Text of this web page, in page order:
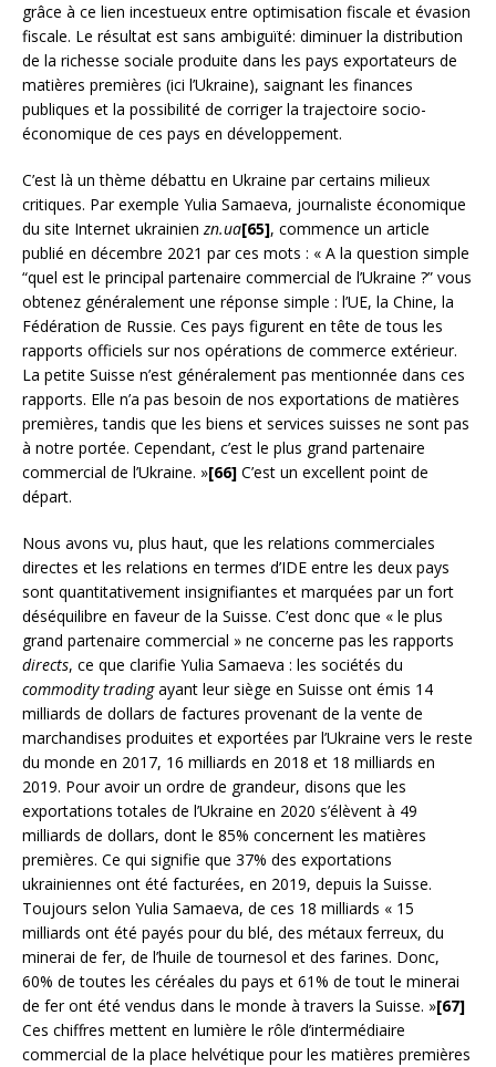
grâce à ce lien incestueux entre optimisation fiscale et évasion
fiscale. Le résultat est sans ambiguïté: diminuer la distribution
de la richesse sociale produite dans les pays exportateurs de
matières premières (ici l’Ukraine), saignant les finances
publiques et la possibilité de corriger la trajectoire socio-
économique de ces pays en développement.
C’est là un thème débattu en Ukraine par certains milieux
critiques. Par exemple Yulia Samaeva, journaliste économique
du site Internet ukrainienzn.ua[65], commence un article
publié en décembre 2021 par ces mots : « A la question simple
“quel est le principal partenaire commercial de l’Ukraine ?” vous
obtenez généralement une réponse simple : l’UE, la Chine, la
Fédération de Russie. Ces pays figurent en tête de tous les
rapports officiels sur nos opérations de commerce extérieur.
La petite Suisse n’est généralement pas mentionnée dans ces
rapports. Elle n’a pas besoin de nos exportations de matières
premières, tandis que les biens et services suisses ne sont pas
à notre portée. Cependant, c’est le plus grand partenaire
commercial de l’Ukraine. »[66] C’est un excellent point de
départ.
Nous avons vu, plus haut, que les relations commerciales
directes et les relations en termes d’IDE entre les deux pays
sont quantitativement insignifiantes et marquées par un fort
déséquilibre en faveur de la Suisse. C’est donc que « le plus
grand partenaire commercial » ne concerne pas les rapports
directs, ce que clarifie Yulia Samaeva : les sociétés du
commodity tradingayant leur siège en Suisse ont émis 14
milliards de dollars de factures provenant de la vente de
marchandises produites et exportées par l’Ukraine vers le reste
du monde en 2017, 16 milliards en 2018 et 18 milliards en
2019. Pour avoir un ordre de grandeur, disons que les
exportations totales de l’Ukraine en 2020 s’élèvent à 49
milliards de dollars, dont le 85% concernent les matières
premières. Ce qui signifie que 37% des exportations
ukrainiennes ont été facturées, en 2019, depuis la Suisse.
Toujours selon Yulia Samaeva, de ces 18 milliards « 15
milliards ont été payés pour du blé, des métaux ferreux, du
minerai de fer, de l’huile de tournesol et des farines. Donc,
60% de toutes les céréales du pays et 61% de tout le minerai
de fer ont été vendus dans le monde à travers la Suisse. »[67]
Ces chiffres mettent en lumière le rôle d’intermédiaire
commercial de la place helvétique pour les matières premières